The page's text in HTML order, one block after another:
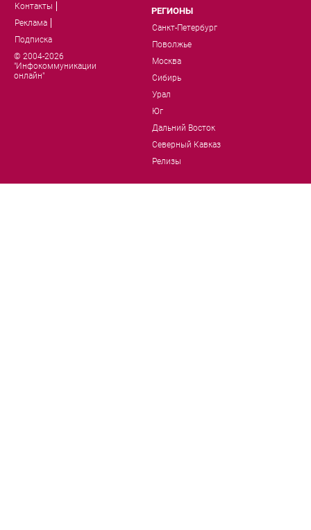
Контакты
Реклама
Подписка
© 2004-2026
"Инфокоммуникации
онлайн"
РЕГИОНЫ
Санкт-Петербург
Поволжье
Москва
Сибирь
Урал
Юг
Дальний Восток
Северный Кавказ
Релизы